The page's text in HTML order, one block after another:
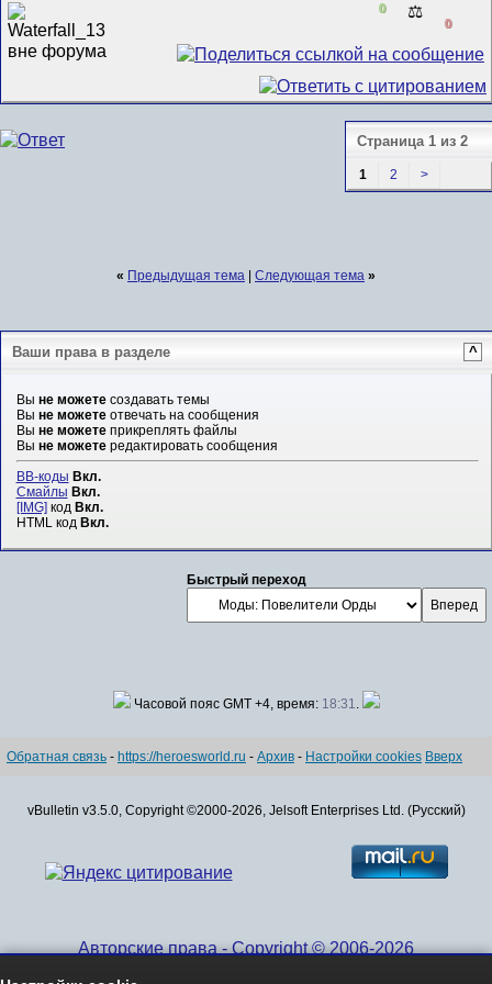
0 ⚖️
0
Страница 1 из 2
1 2 >
« Предыдущая тема | Следующая тема »
Ваши права в разделе ^
Вы не можетесоздавать темы
Вы не можетеотвечать на сообщения
Вы не можетеприкреплять файлы
Вы не можетередактировать сообщения
BB-коды Вкл.
Смайлы Вкл.
[IMG] код Вкл.
HTML код Вкл.
Быстрый переход
Часовой пояс GMT +4, время: 18:31
Обратная связь - https://heroesworld.ru - Архив - Настройки cookies Вверх
vBulletin v3.5.0, Copyright ©2000-2026, Jelsoft Enterprises Ltd. (Русский)
Авторские права - Copyright © 2006-2026